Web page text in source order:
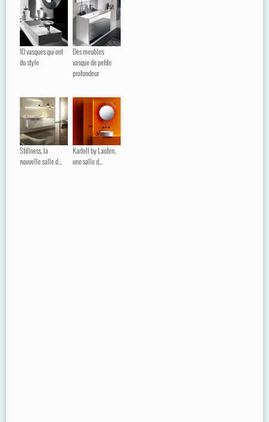
10 vasques qui ont
du style
Des meubles
vasque de petite
profondeur
Stillness, la
nouvelle salle d...
Kartell by Laufen,
une salle d...